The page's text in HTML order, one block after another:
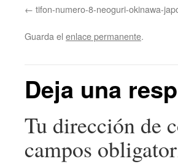
tifon-numero-8-neoguri-okinawa-
Guarda el enlace permanente.
Deja una
Tu dirección de
campos